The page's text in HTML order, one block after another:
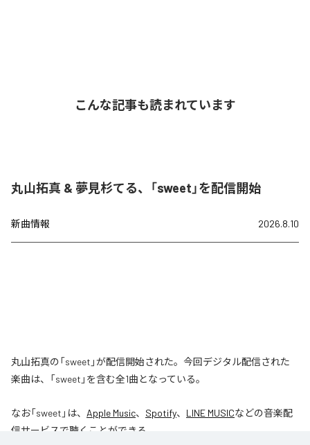
こんな記事も読まれています
丸山拓真 & 夢見杉てる、「sweet」を配信開始
新曲情報 2026.8.10
丸山拓真の「sweet」が配信開始された。今回デジタル配信された
楽曲は、「sweet」を含む全1曲となっている。
なお「sweet 」は、 Apple Music、 Spotify、 LINE MUSICなどの音楽配
信サービスで聴くことができる。